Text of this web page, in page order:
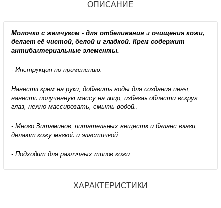
ОПИСАНИЕ
Молочко с жемчугом - для отбеливания и очищения кожи,
делает её чистой, белой и гладкой. Крем содержит
антибактериальные элементы.
- Инструкция по применению:
Нанести крем на руки, добавить воды для создания пены,
нанести полученную массу на лицо, избегая области вокруг
глаз, нежно массировать, смыть водой..
- Много Витаминов, питательных веществ и баланс влаги,
делают кожу мягкой и эластичной.
- Подходит для различных типов кожи.
ХАРАКТЕРИСТИКИ